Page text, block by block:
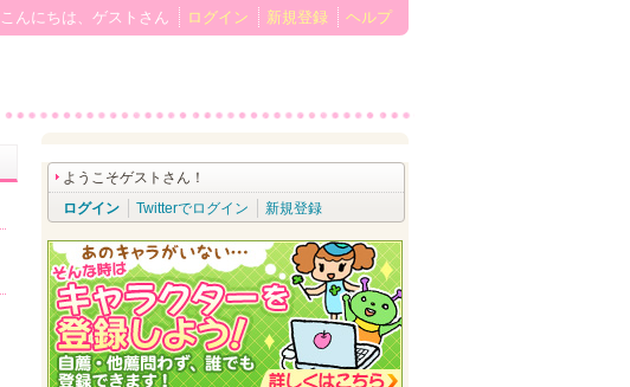
こんにちは、ゲストさん ログイン 新規登録 ヘルプ
ようこそゲストさん！
ログイン
Twitterでログイン 新規登録